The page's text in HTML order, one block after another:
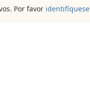
Por favor identifíquese